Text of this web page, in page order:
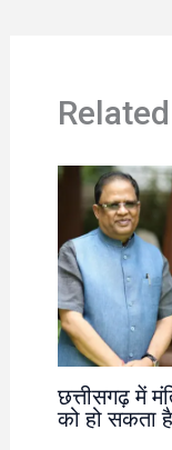
छत्तीसगढ़ में
को हो सकता